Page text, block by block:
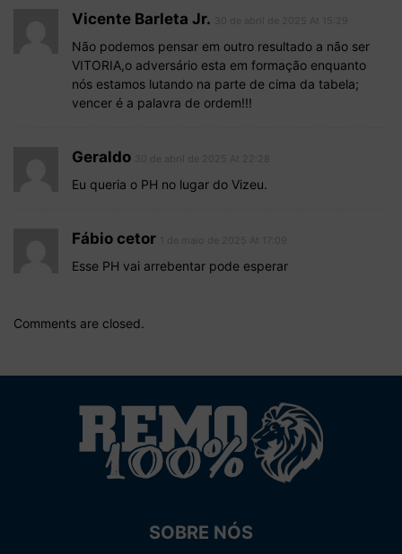
Vicente Barleta Jr.
Não podemos pensar em outro resultado a não ser
VITORIA,o adversário esta em formação enquanto
nós estamos lutando na parte de cima da tabela;
vencer é a palavra de ordem!!!
Geraldo
Eu queria o PH no lugar do Vizeu.
Fábio cetor
Esse PH vai arrebentar pode esperar
Comments are closed.
SOBRE NÓS